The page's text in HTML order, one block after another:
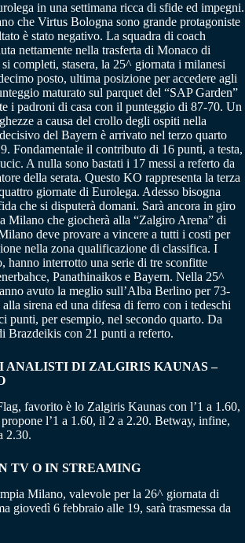
in una settimana ricca di sfide ed impegni.
che Virtus Bologna sono grande protagoniste
è stato negativo. La squadra di coach
nettamente nella trasferta di Monaco di
completi, stasera, la 25^ giornata i milanesi
posto, ultima posizione per accedere agli
maturato sul parquet del “SAP Garden”
i padroni di casa con il punteggio di 87-70. Un
a causa del crollo degli ospiti nella
del Bayern è arrivato nel terzo quarto
Fondamentale il contributo di 16 punti, a testa,
A nulla sono bastati i 17 messi a referto da
della serata. Questo KO rappresenta la terza
giornate di Eurolega. Adesso bisogna
che si disputerà domani. Sarà ancora in giro
Milano che giocherà alla “Zalgiro Arena” di
deve provare a vincere a tutti i costi per
nella zona qualificazione di classifica. I
hanno interrotto una serie di tre sconfitte
Panathinaikos e Bayern. Nella 25^
avuto la meglio sull’Alba Berlino per 73-
sirena ed una difesa di ferro con i tedeschi
punti, per esempio, nel secondo quarto. Da
Brazdeikis con 21 punti a referto.
ANALISTI DI ZALGIRIS KAUNAS –
favorito è lo Zalgiris Kaunas con l’1 a 1.60,
l’1 a 1.60, il 2 a 2.20. Betway, infine,
2.30.
TV O IN STREAMING
Milano, valevole per la 26^ giornata di
giovedì 6 febbraio alle 19, sarà trasmessa da